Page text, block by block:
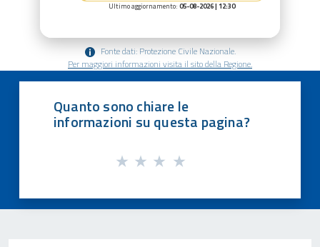
Ultimo aggiornamento: 05-08-2026 | 12:30
Fonte dati: Protezione Civile Nazionale.
Per maggiori informazioni visita il sito della Regione.
Quanto sono chiare le
informazioni su questa pagina?